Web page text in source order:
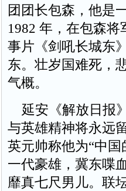
团团长包森，他是
1982 年，在包森
事片《剑吼长城东
东。壮岁国难死，
气概。
延安《解放日报
与英雄精神将永远
英元帅称他为“中
一代豪雄，冀东喋
靡真七尺男儿。联